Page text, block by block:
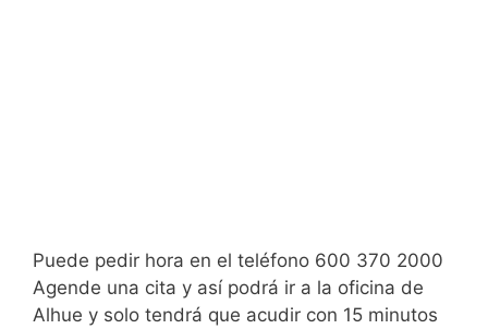
Puede pedir hora en el teléfono 600 370 2000
Agende una cita y así podrá ir a la oficina de
Alhue y solo tendrá que acudir con 15 minutos